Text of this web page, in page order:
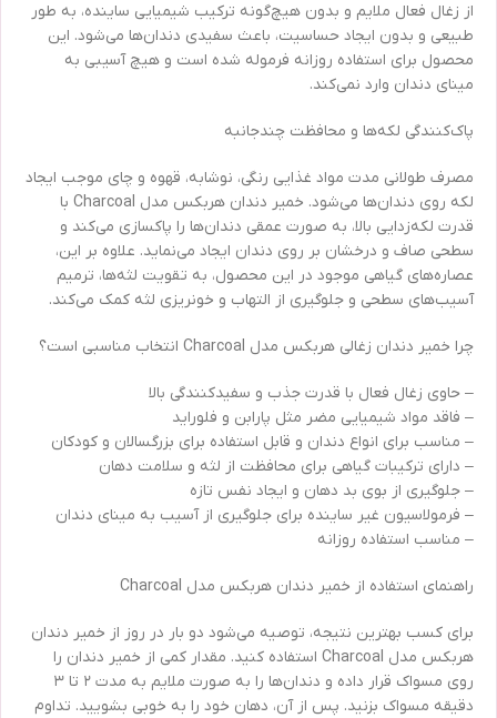
از زغال فعال ملایم و بدون هیچ‌گونه ترکیب شیمیایی ساینده، به طور
طبیعی و بدون ایجاد حساسیت، باعث سفیدی دندان‌ها می‌شود. این
محصول برای استفاده روزانه فرموله شده است و هیچ آسیبی به
مینای دندان وارد نمی‌کند.
پاک‌کنندگی لکه‌ها و محافظت چندجانبه
مصرف طولانی مدت مواد غذایی رنگی، نوشابه، قهوه و چای موجب ایجاد
لکه روی دندان‌ها می‌شود. خمیر دندان هربکس مدل Charcoal با
قدرت لکه‌زدایی بالا، به صورت عمقی دندان‌ها را پاکسازی می‌کند و
سطحی صاف و درخشان بر روی دندان ایجاد می‌نماید. علاوه بر این،
عصاره‌های گیاهی موجود در این محصول، به تقویت لثه‌ها، ترمیم
آسیب‌های سطحی و جلوگیری از التهاب و خونریزی لثه کمک می‌کند.
چرا خمیر دندان زغالی هربکس مدل Charcoal انتخاب مناسبی است؟
– حاوی زغال فعال با قدرت جذب و سفیدکنندگی بالا
– فاقد مواد شیمیایی مضر مثل پارابن و فلوراید
– مناسب برای انواع دندان و قابل استفاده برای بزرگسالان و کودکان
– دارای ترکیبات گیاهی برای محافظت از لثه و سلامت دهان
– جلوگیری از بوی بد دهان و ایجاد نفس تازه
– فرمولاسیون غیر ساینده برای جلوگیری از آسیب به مینای دندان
– مناسب استفاده روزانه
راهنمای استفاده از خمیر دندان هربکس مدل Charcoal
برای کسب بهترین نتیجه، توصیه می‌شود دو بار در روز از خمیر دندان
هربکس مدل Charcoal استفاده کنید. مقدار کمی از خمیر دندان را
روی مسواک قرار داده و دندان‌ها را به صورت ملایم به مدت ۲ تا ۳
دقیقه مسواک بزنید. پس از آن، دهان خود را به خوبی بشویید. تداوم